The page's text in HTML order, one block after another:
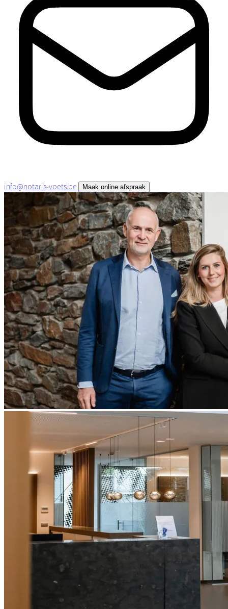
info@notaris-voets.be Maak online afspraak